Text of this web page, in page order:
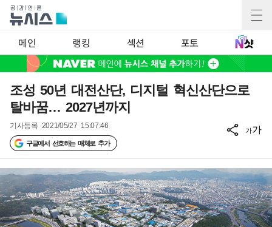
메인 랭킹 섹션 포토
조성 50년 대전산단, 디지털 혁신산단으로
탈바꿈… 2027년까지
기사등록 2021/05/27 15:07:46
구글에서 선호하는 매체로 추가
가가